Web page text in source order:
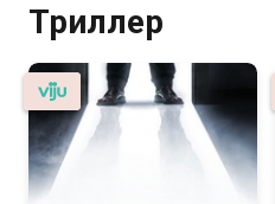
Триллер